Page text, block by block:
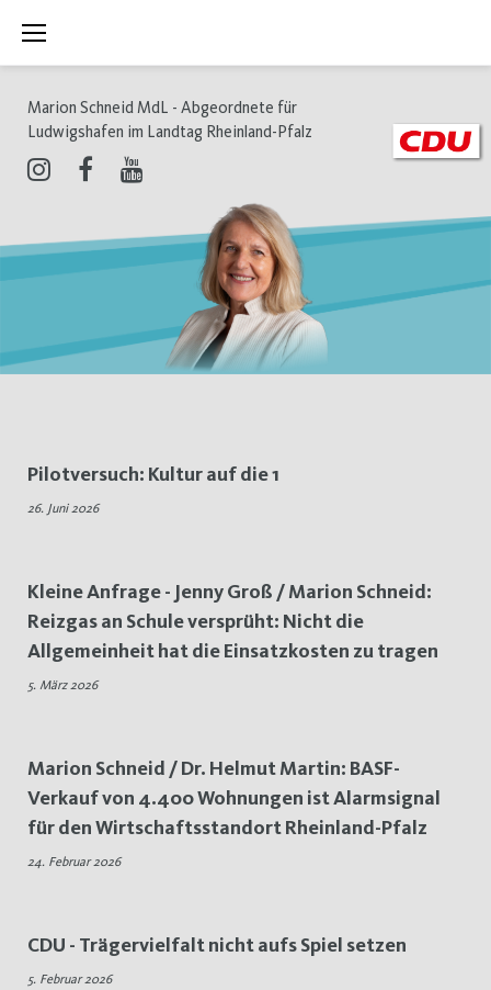
Inhalt
Marion Schneid MdL - Abgeordnete für
Ludwigshafen im Landtag Rheinland-Pfalz
Autor:
Holger
Strunk
Pilotversuch: Kultur auf die 1
26. Juni 2026
Kleine Anfrage - Jenny Groß / Marion Schneid:
Reizgas an Schule versprüht: Nicht die
Allgemeinheit hat die Einsatzkosten zu tragen
5. März 2026
Marion Schneid / Dr. Helmut Martin: BASF-
Verkauf von 4.400 Wohnungen ist Alarmsignal
für den Wirtschaftsstandort Rheinland-Pfalz
24. Februar 2026
CDU - Trägervielfalt nicht aufs Spiel setzen
5. Februar 2026